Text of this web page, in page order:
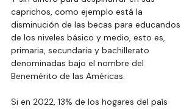
caprichos, como ejemplo está la
disminución de las becas para educandos
de los niveles básico y medio, esto es,
primaria, secundaria y bachillerato
denominadas bajo el nombre del
Benemérito de las Américas.
Si en 2022, 13% de los hogares del país